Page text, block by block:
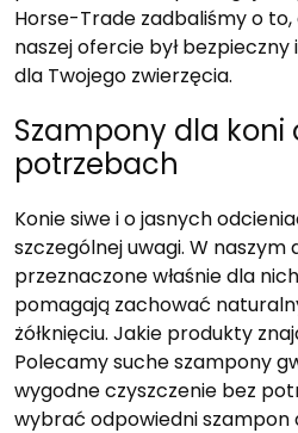
Horse-Trade zadbaliśmy o
naszej ofercie był
dla Twojego zwierzęcia.
Szampony dla koni
potrzebach
Konie siwe i o jasnych
szczególnej uwagi. W
przeznaczone właśnie dla
pomagają zachować
żółknięciu. Jakie produkty
Polecamy suche szampony
wygodne czyszczenie bez
wybrać odpowiedni szampon